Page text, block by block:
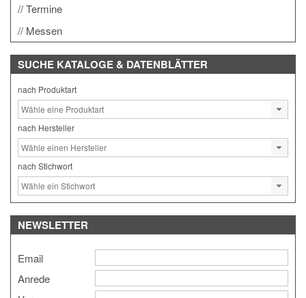
Termine
Messen
SUCHE KATALOGE & DATENBLÄTTER
nach Produktart
nach Hersteller
nach Stichwort
NEWSLETTER
Email
Anrede